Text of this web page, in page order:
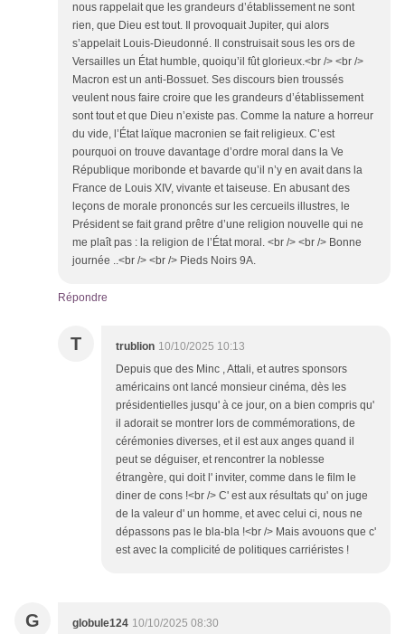
nous rappelait que les grandeurs d’établissement ne sont
rien, que Dieu est tout. Il provoquait Jupiter, qui alors
s’appelait Louis-Dieudonné. Il construisait sous les ors de
Versailles un État humble, quoiqu’il fût glorieux.<br /> <br />
Macron est un anti-Bossuet. Ses discours bien troussés
veulent nous faire croire que les grandeurs d’établissement
sont tout et que Dieu n’existe pas. Comme la nature a horreur
du vide, l’État laïque macronien se fait religieux. C’est
pourquoi on trouve davantage d’ordre moral dans la Ve
République moribonde et bavarde qu’il n’y en avait dans la
France de Louis XIV, vivante et taiseuse. En abusant des
leçons de morale prononcés sur les cercueils illustres, le
Président se fait grand prêtre d’une religion nouvelle qui ne
me plaît pas : la religion de l’État moral. <br /> <br /> Bonne
journée ..<br /> <br /> Pieds Noirs 9A.
Répondre
T trublion 10/10/2025 10:13
Depuis que des Minc , Attali, et autres sponsors
américains ont lancé monsieur cinéma, dès les
présidentielles jusqu' à ce jour, on a bien compris qu'
il adorait se montrer lors de commémorations, de
cérémonies diverses, et il est aux anges quand il
peut se déguiser, et rencontrer la noblesse
étrangère, qui doit l' inviter, comme dans le film le
diner de cons !<br /> C' est aux résultats qu' on juge
de la valeur d' un homme, et avec celui ci, nous ne
dépassons pas le bla-bla !<br /> Mais avouons que c'
est avec la complicité de politiques carriéristes !
G globule124 10/10/2025 08:30